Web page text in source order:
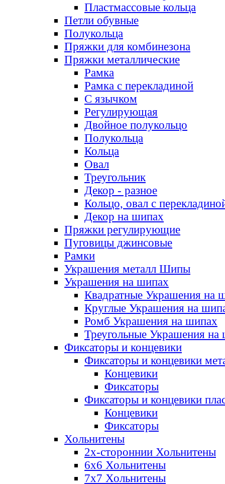
Пластмассовые кольца
Петли обувные
Полукольца
Пряжки для комбинезона
Пряжки металлические
Рамка
Рамка с перекладиной
С язычком
Регулирующая
Двойное полукольцо
Полукольца
Кольца
Овал
Треугольник
Декор - разное
Кольцо, овал с
Декор на шипах
Пряжки регулирующие
Пуговицы джинсовые
Рамки
Украшения металл Шипы
Украшения на шипах
Квадратные Украшения на
Круглые Украшения на
Ромб Украшения на шипах
Треугольные Украшения на
Фиксаторы и концевики
Фиксаторы и концевики
Концевики
Фиксаторы
Фиксаторы и концевики
Концевики
Фиксаторы
Хольнитены
2х-стороннии Хольнитены
6х6 Хольнитены
7х7 Хольнитены